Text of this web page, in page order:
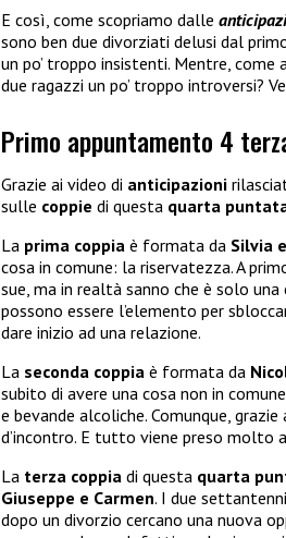
E così, come scopriamo dalle
sono ben due divorziati delusi dal
un po’ troppo insistenti. Mentre,
due ragazzi un po’ troppo introversi?
Primo appuntamento 4
Grazie ai video di anticipazioni
sulle coppie di questa quarta
La prima coppia è formata da Silvia
cosa in comune: la riservatezza. A
sue, ma in realtà sanno che è solo
possono essere l’elemento per
dare inizio ad una relazione.
La seconda coppia è formata da
subito di avere una cosa non in
e bevande alcoliche. Comunque,
d’incontro. E tutto viene preso molto
La terza coppia di questa quarta
Giuseppe e Carmen. I due
dopo un divorzio cercano una nuova